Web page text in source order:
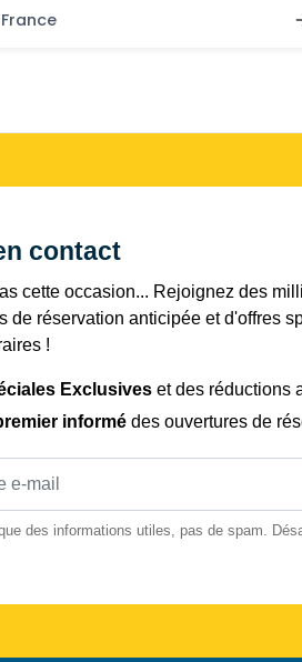
contact
cette occasion... Rejoignez des
de réservation anticipée et d'offres
!
Exclusives et des réductions
informé des ouvertures de
des informations utiles, pas de spam.